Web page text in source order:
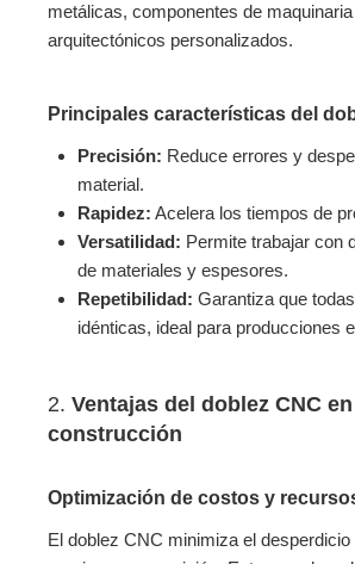
metálicas, componentes de
arquitectónicos personalizados.
Principales características del
Precisión: Reduce errores y
material.
Rapidez: Acelera los tiempos de
Versatilidad: Permite trabajar con
de materiales y espesores.
Repetibilidad: Garantiza que
idénticas, ideal para producciones
2. Ventajas del doblez CNC
construcción
Optimización de costos y
El doblez CNC minimiza el desperdicio